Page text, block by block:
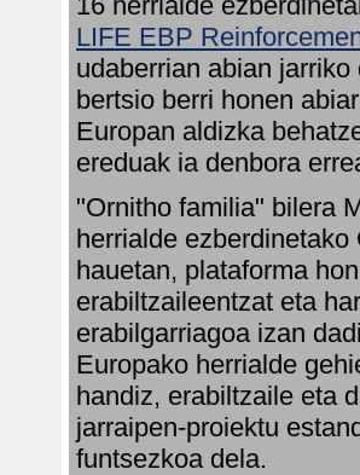
LIFE EBP
udaberrian abian
bertsio berri honen
Europan aldizka
ereduak ia denbora
"Ornitho familia" bilera
herrialde
hauetan, plataforma
erabiltzaileentzat eta
erabilgarriagoa izan
Europako herrialde
handiz, erabiltzaile eta
jarraipen-proiektu
funtsezkoa dela.